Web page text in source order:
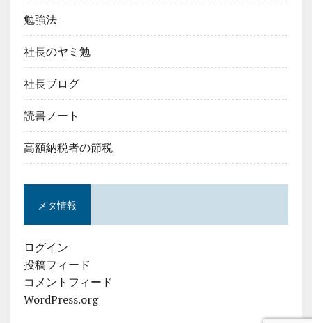
勉強法
社長のヤミ勉
社長ブログ
読書ノート
高額納税者の節税
メタ情報
ログイン
投稿フィード
コメントフィード
WordPress.org